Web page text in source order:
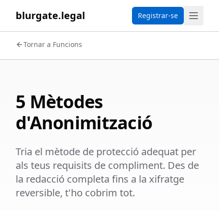
blurgate.legal Registrar-se
Tornar a Funcions
5 Mètodes
d'Anonimització
Tria el mètode de protecció adequat per
als teus requisits de compliment. Des de
la redacció completa fins a la xifratge
reversible, t'ho cobrim tot.